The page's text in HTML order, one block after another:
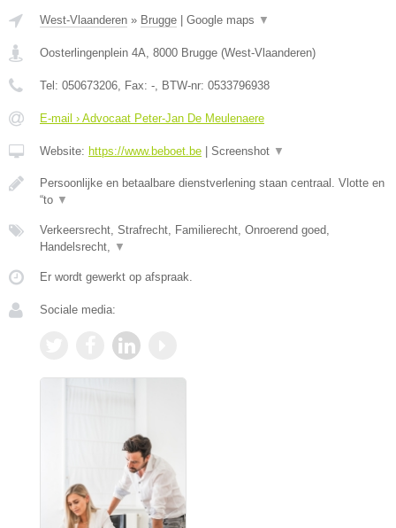
West-Vlaanderen » Brugge Google maps ▼
Oosterlingenplein 4A, 8000 Brugge (West-Vlaanderen)
Tel: 050673206, Fax: -, BTW-nr: 0533796938
E-mail › Advocaat Peter-Jan De Meulenaere
Website: https://www.beboet.be Screenshot ▼
Persoonlijke en betaalbare dienstverlening staan centraal. Vlotte en
“to ▼
Verkeersrecht, Strafrecht, Familierecht, Onroerend goed,
Handelsrecht, ▼
Er wordt gewerkt op afspraak.
Sociale media: